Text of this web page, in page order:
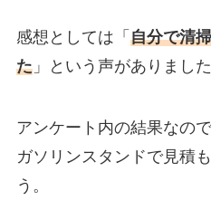
感想としては「 自分で清
た」という声がありました
アンケート内の結果なの
ガソリンスタンドで見積
う。